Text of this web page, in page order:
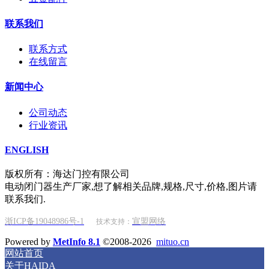
联系我们
联系方式
在线留言
新闻中心
公司动态
行业资讯
ENGLISH
版权所有：海达门控有限公司
电动闭门器生产厂家,想了解相关品牌,规格,尺寸,价格,图片请
联系我们.
浙ICP备19048986号-1 技术支持： 宣盟网络
Powered by MetInfo 8.1 ©2008-2026 mituo.cn
网站首页
关于HAIDA